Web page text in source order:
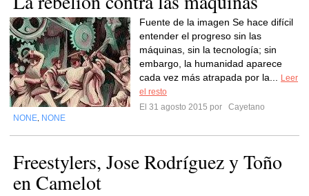
Fuente de la imagen Se hace difícil
entender el progreso sin las
máquinas, sin la tecnología; sin
embargo, la humanidad aparece
cada vez más atrapada por la...
Leer
el resto
El 31 agosto 2015 por
Cayetano
NONE NONE
Freestylers, Jose Rodríguez y Toño
en Camelot